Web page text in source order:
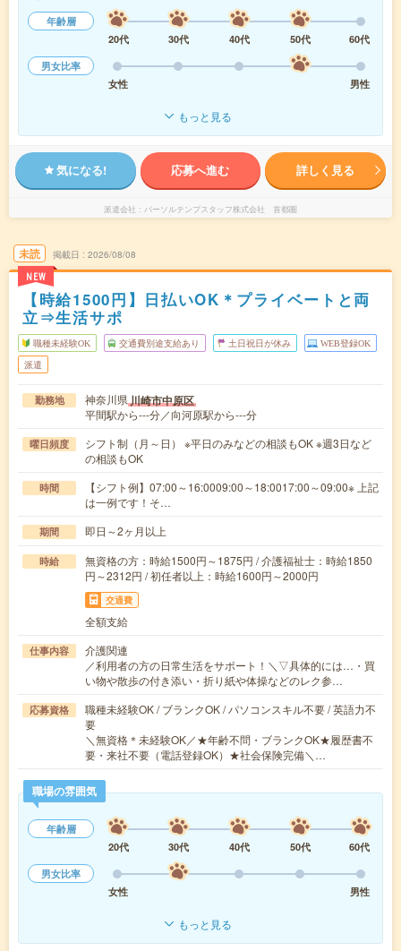
年齢層
20代
30代 40代 50代
60代
男女比率
女性
男性
もっと見る
気になる! 応募へ進む 詳しく見る
派遣会社 パーソルテンプスタッフ株式会社 首都圏
未読
NEW
掲載日 2026/08/08
【時給1500円】日払いOK＊プライベートと両
立⇒生活サポ
職種未経験OK 交通費別途支給あり 土日祝日が休み WEB登録OK
派遣
勤務地 神奈川県川崎市中原区
平間駅から---分／向河原駅から---分
曜日頻度
シフト制（月～日） ※平日のみなどの相談もOK ※週3日など
の相談もOK
時間
【シフト例】07:00～16:0009:00～18:0017:00～09:00※ 上記
は一例です！そ…
期間 即日～2ヶ月以上
時給
無資格の方：時給1500円～1875円 / 介護福祉士：時給1850
円～2312円 / 初任者以上：時給1600円～2000円
交通費
全額支給
仕事内容
介護関連
／利用者の方の日常生活をサポート！＼▽具体的には…・買
い物や散歩の付き添い・折り紙や体操などのレク参…
応募資格
職種未経験OK / ブランクOK / パソコンスキル不要 / 英語力不
要
＼無資格＊未経験OK／★年齢不問・ブランクOK★履歴書不
要・来社不要（電話登録OK）★社会保険完備＼…
職場の雰囲気
年齢層
20代
30代 40代 50代
60代
男女比率
女性
男性
もっと見る